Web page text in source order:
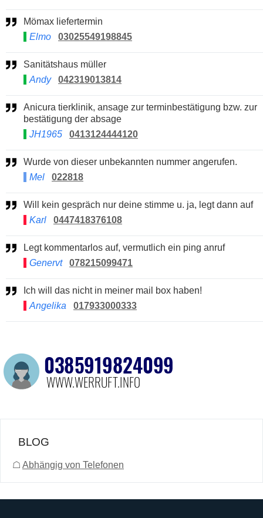
Mömax liefertermin
Elmo
03025549198845
Sanitätshaus müller
Andy
042319013814
Anicura tierklinik, ansage zur terminbestätigung bzw. zur
bestätigung der absage
JH1965
0413124444120
Wurde von dieser unbekannten nummer angerufen.
Mel
022818
Will kein gespräch nur deine stimme u. ja, legt dann auf
Karl
0447418376108
Legt kommentarlos auf, vermutlich ein ping anruf
Genervt
078215099471
Ich will das nicht in meiner mail box haben!
Angelika
017933000333
BLOG
☖ Abhängig von Telefonen